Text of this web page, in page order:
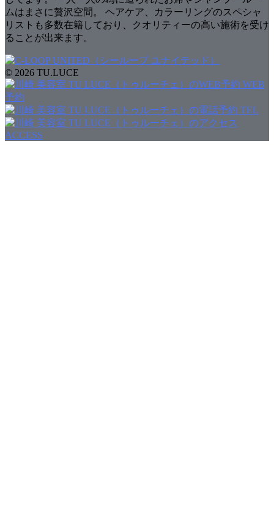
ムはまさに贅沢空間。 ヘアケア、カラーリングのスペシャ
リストも多数在籍しており、クオリティーの高い施術を受け
ることが出来ます。
© 2026 TU.LUCE
WEB
予約
TEL
ACCESS